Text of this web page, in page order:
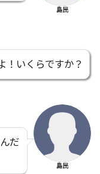
島民
！いくらですか？
だ
島民